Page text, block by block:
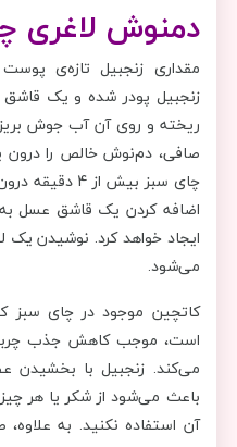
دمنوش لاغری
مقداری زنجبیل تازه‌ی
زنجبیل پودر شده و یک
صافی، دم‌نوش خالص را درون
چای سبز بیش
اضافه کردن یک قاشق عسل
ایجاد خواهد کرد. نوشیدن یک
می‌شود.
کاتچین موجود در چای سبز
است، موجب کاهش جذب
می‌کند. زنجبیل با
باعث می‌شود از شکر یا هر
آن استفاده نکنید. به